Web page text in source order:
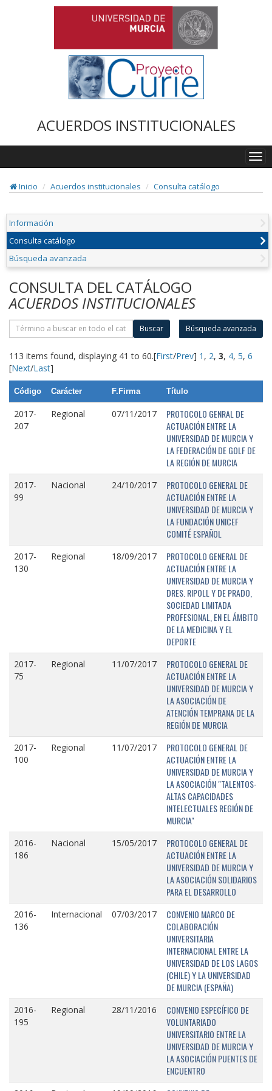
ACUERDOS INSTITUCIONALES
Inicio
Acuerdos institucionales Consulta catálogo
Información
Consulta catálogo
Búsqueda avanzada
CONSULTA DEL CATÁLOGO
ACUERDOS INSTITUCIONALES
Buscar Búsqueda avanzada
113 items found, displaying 41 to 60.[First/Prev] 1 , 2, 3, 4, 5, 6
[Next/Last]
Código Carácter F.Firma Título
2017-
207
Regional 07/11/2017
PROTOCOLO GENRAL DE
ACTUACIÓN ENTRE LA
UNIVERSIDAD DE MURCIA Y
LA FEDERACIÓN DE GOLF DE
LA REGIÓN DE MURCIA
2017-
99
Nacional 24/10/2017
PROTOCOLO GENERAL DE
ACTUACIÓN ENTRE LA
UNIVERSIDAD DE MURCIA Y
LA FUNDACIÓN UNICEF
COMITÉ ESPAÑOL
2017-
130
Regional 18/09/2017
PROTOCOLO GENERAL DE
ACTUACIÓN ENTRE LA
UNIVERSIDAD DE MURCIA Y
DRES. RIPOLL Y DE PRADO,
SOCIEDAD LIMITADA
PROFESIONAL, EN EL ÁMBITO
DE LA MEDICINA Y EL
DEPORTE
2017-
75
Regional 11/07/2017
PROTOCOLO GENERAL DE
ACTUACIÓN ENTRE LA
UNIVERSIDAD DE MURCIA Y
LA ASOCIACIÓN DE
ATENCIÓN TEMPRANA DE LA
REGIÓN DE MURCIA
2017-
100
Regional 11/07/2017
PROTOCOLO GENERAL DE
ACTUACIÓN ENTRE LA
UNIVERSIDAD DE MURCIA Y
LA ASOCIACIÓN "TALENTOS-
ALTAS CAPACIDADES
INTELECTUALES REGIÓN DE
MURCIA"
2016-
186
Nacional 15/05/2017
PROTOCOLO GENERAL DE
ACTUACIÓN ENTRE LA
UNIVERSIDAD DE MURCIA Y
LA ASOCIACIÓN SOLIDARIOS
PARA EL DESARROLLO
2016-
136
Internacional 07/03/2017
CONVENIO MARCO DE
COLABORACIÓN
UNIVERSITARIA
INTERNACIONAL ENTRE LA
UNIVERSIDAD DE LOS LAGOS
(CHILE) Y LA UNIVERSIDAD
DE MURCIA (ESPAÑA)
2016-
195
Regional 28/11/2016
CONVENIO ESPECÍFICO DE
VOLUNTARIADO
UNIVERSITARIO ENTRE LA
UNIVERSIDAD DE MURCIA Y
LA ASOCIACIÓN PUENTES DE
ENCUENTRO